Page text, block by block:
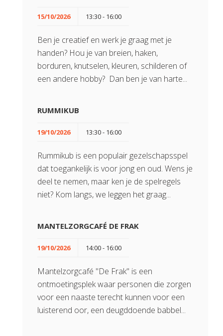
15/10/2026 13:30 - 16:00
Ben je creatief en werk je graag met je
handen? Hou je van breien, haken,
borduren, knutselen, kleuren, schilderen of
een andere hobby? Dan ben je van harte...
RUMMIKUB
19/10/2026 13:30 - 16:00
Rummikub is een populair gezelschapsspel
dat toegankelijk is voor jong en oud. Wens je
deel te nemen, maar ken je de spelregels
niet? Kom langs, we leggen het graag...
MANTELZORGCAFÉ DE FRAK
19/10/2026 14:00 - 16:00
Mantelzorgcafé "De Frak" is een
ontmoetingsplek waar personen die zorgen
voor een naaste terecht kunnen voor een
luisterend oor, een deugddoende babbel...